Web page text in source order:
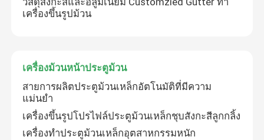
ติดต่อเรา
ข่าว
เครื่องขึ้นรูปม้วน
เครื่องม้วนหน้าประตูม้วน
สายการผลิตประตูม้วนเหล็กอัตโนมัติที่มีความ
แม่นยำ
เครื่องขึ้นรูปโปรไฟล์ประตูม้วนเหล็กชุบสังกะสีลูกกลิ้ง
เครื่องทำประตูม้วนเหล็กอุตสาหกรรมหนัก